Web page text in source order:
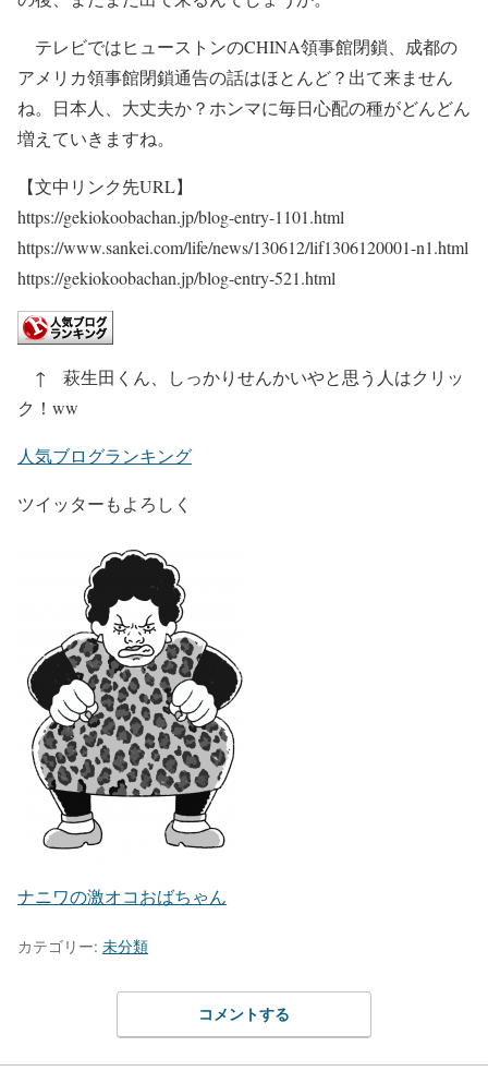
テレビではヒューストンのCHINA領事館閉鎖、成都の
アメリカ領事館閉鎖通告の話はほとんど？出て来ません
ね。日本人、大丈夫か？ホンマに毎日心配の種がどんどん
増えていきますね。
【文中リンク先URL】
https://gekiokoobachan.jp/blog-entry-1101.html
https://www.sankei.com/life/news/130612/lif1306120001-n1.html
https://gekiokoobachan.jp/blog-entry-521.html
↑ 萩生田くん、しっかりせんかいやと思う人はクリッ
ク！ww
人気ブログランキング
ツイッターもよろしく
ナニワの激オコおばちゃん
カテゴリー: 未分類
コメントする